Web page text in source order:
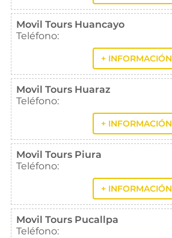
Movil Tours Huancayo
Teléfono:
+ INFORMACIÓN
Movil Tours Huaraz
Teléfono:
+ INFORMACIÓN
Movil Tours Piura
Teléfono:
+ INFORMACIÓN
Movil Tours Pucallpa
Teléfono: